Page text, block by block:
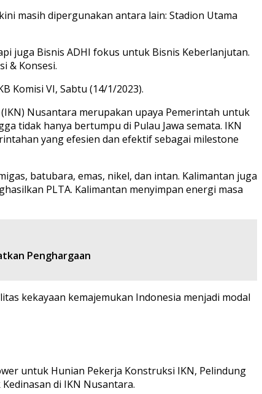
masih dipergunakan antara lain: Stadion Utama
juga Bisnis ADHI fokus untuk Bisnis Keberlanjutan.
& Konsesi.
Komisi VI, Sabtu (14/1/2023).
Nusantara merupakan upaya Pemerintah untuk
tidak hanya bertumpu di Pulau Jawa semata. IKN
yang efesien dan efektif sebagai milestone
batubara, emas, nikel, dan intan. Kalimantan juga
PLTA. Kalimantan menyimpan energi masa
Penghargaan
kekayaan kemajemukan Indonesia menjadi modal
untuk Hunian Pekerja Konstruksi IKN, Pelindung
di IKN Nusantara.